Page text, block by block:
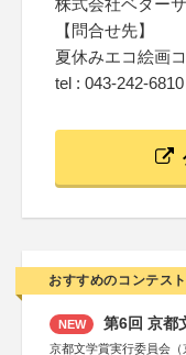
株式会社ベター
【問合せ先】
夏休みエコ絵画
tel : 043-242-
おすすめのコンテスト
NEW 第6回 京都
京都文学賞実行委員会